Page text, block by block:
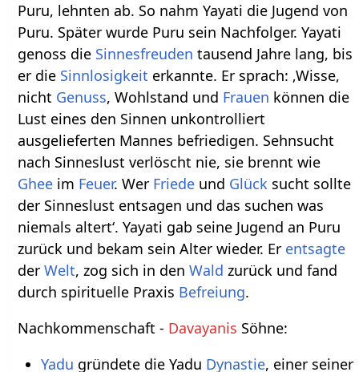
Puru, lehnten ab. So nahm Yayati die Jugend von
Puru. Später wurde Puru sein Nachfolger. Yayati
genoss die Sinnesfreuden tausend Jahre lang, bis
er die Sinnlosigkeit erkannte. Er sprach: ‚Wisse,
nicht Genuss, Wohlstand und Frauen können die
Lust eines den Sinnen unkontrolliert
ausgelieferten Mannes befriedigen. Sehnsucht
nach Sinneslust verlöscht nie, sie brennt wie
Ghee im Feuer. Wer Friede und Glück sucht sollte
der Sinneslust entsagen und das suchen was
niemals altert‘. Yayati gab seine Jugend an Puru
zurück und bekam sein Alter wieder. Er entsagte
derWelt, zog sich in denWald zurück und fand
durch spirituelle Praxis Befreiung.
Nachkommenschaft - Davayanis Söhne:
Yadu gründete die Yadu Dynastie, einer seiner